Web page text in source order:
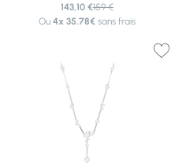
143,10 €159 €
Ou 4x 35.78€sans frais